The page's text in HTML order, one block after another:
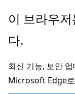
주
콘
츠
로
이 브라우
다.
최신 기능, 보안
Microsoft Edge